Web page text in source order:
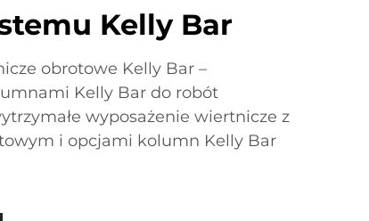
Kelly Bar
obrotowe Kelly Bar –
Kelly Bar do robót
wyposażenie wiertnicze z
i opcjami kolumn Kelly Bar